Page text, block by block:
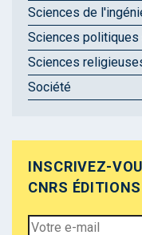
Sciences de
Sciences
Sciences
Société
INSCRIVEZ-
CNRS